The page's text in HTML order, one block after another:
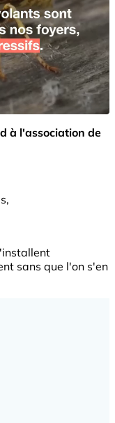
à l'association de
sans que l'on s'en